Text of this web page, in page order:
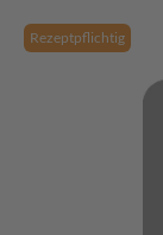
Rezeptpflichtig